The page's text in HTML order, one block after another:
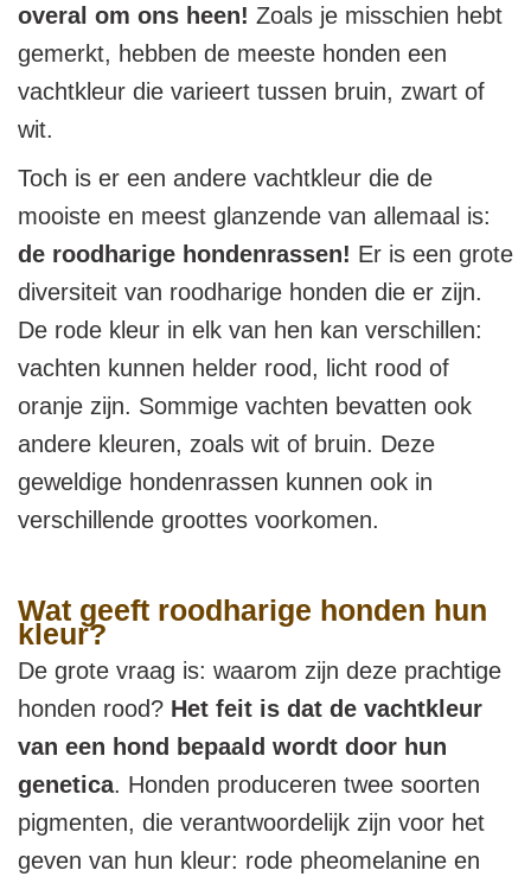
overal om ons heen! Zoals je misschien hebt
gemerkt, hebben de meeste honden een
vachtkleur die varieert tussen bruin, zwart of
wit.
Toch is er een andere vachtkleur die de
mooiste en meest glanzende van allemaal is:
de roodharige hondenrassen! Er is een grote
diversiteit van roodharige honden die er zijn.
De rode kleur in elk van hen kan verschillen:
vachten kunnen helder rood, licht rood of
oranje zijn. Sommige vachten bevatten ook
andere kleuren, zoals wit of bruin. Deze
geweldige hondenrassen kunnen ook in
verschillende groottes voorkomen.
Wat geeft roodharige honden hun
kleur?
De grote vraag is: waarom zijn deze prachtige
honden rood? Het feit is dat de vachtkleur
van een hond bepaald wordt door hun
genetica. Honden produceren twee soorten
pigmenten, die verantwoordelijk zijn voor het
geven van hun kleur: rode pheomelanine en